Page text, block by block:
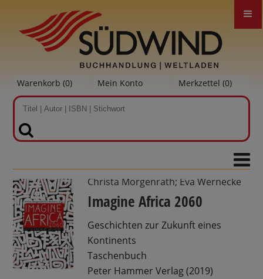
Warenkorb (0) Mein Konto Merkzettel (0)
Christa Morgenrath; Eva Wernecke
Imagine Africa 2060
Geschichten zur Zukunft eines
Kontinents
Taschenbuch
Peter Hammer Verlag (2019)